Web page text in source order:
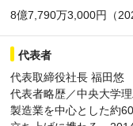
8億7,790万3,000円（
代表者
代表取締役社長 福田悠
代表者略歴／中央大学
製造業を中心とした約